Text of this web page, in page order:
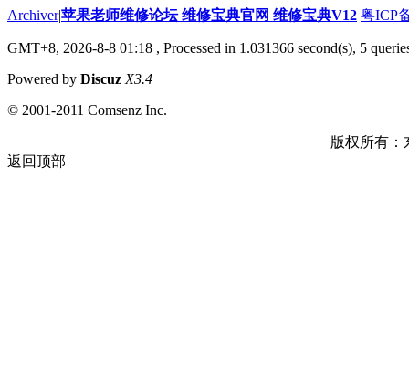
Archiver|苹果老师维修论坛 维修宝典官网 维修宝典V12 粤ICP
GMT+8, 2026-8-8 01:18 , Processed in 1.031366 second(s), 5
Powered by Discuz X3.4
© 2001-2011 Comsenz Inc.
版权所有：
返回顶部